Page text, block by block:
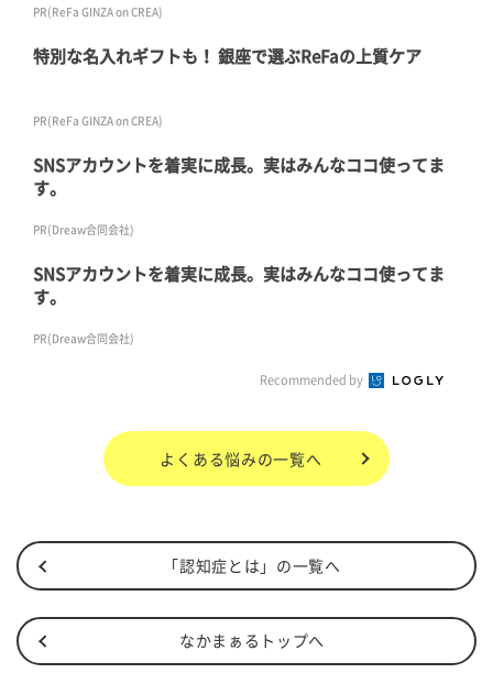
PR(ReFa GINZA on CREA)
特別な名入れギフトも！ 銀座で選ぶReFaの上質ケア
PR(ReFa GINZA on CREA)
SNSアカウントを着実に成長。実はみんなココ使ってま
す。
PR(Dreaw合同会社)
SNSアカウントを着実に成長。実はみんなココ使ってま
す。
PR(Dreaw合同会社)
Recommended by
よくある悩みの一覧へ
「認知症とは」の一覧へ
なかまぁるトップへ